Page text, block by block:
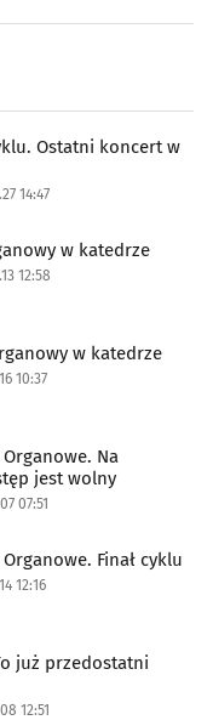
Ostatni koncert w
14:47
w katedrze
12:58
w katedrze
10:37
Na
jest wolny
07:51
Finał cyklu
12:16
już przedostatni
12:51